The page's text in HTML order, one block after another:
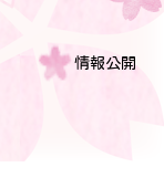
情報公開